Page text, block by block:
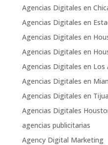
Agencias Digitales en
Agencias Digitales en
Agencias Digitales en
Agencias Digitales en
Agencias Digitales en Los
Agencias Digitales en
Agencias Digitales en
Agencias Digitales
agencias publicitarias
Agency Digital Marketing